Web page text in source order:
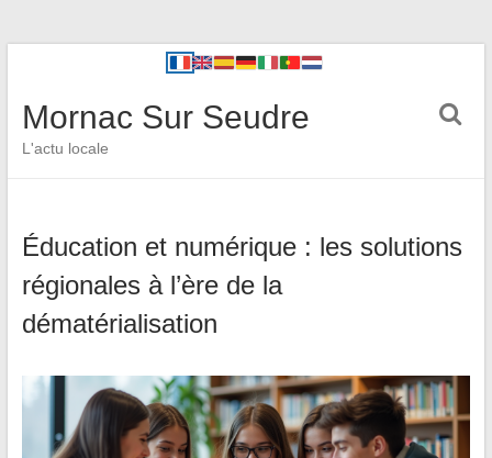
Mornac Sur Seudre
L'actu locale
Éducation et numérique : les solutions
régionales à l’ère de la
dématérialisation